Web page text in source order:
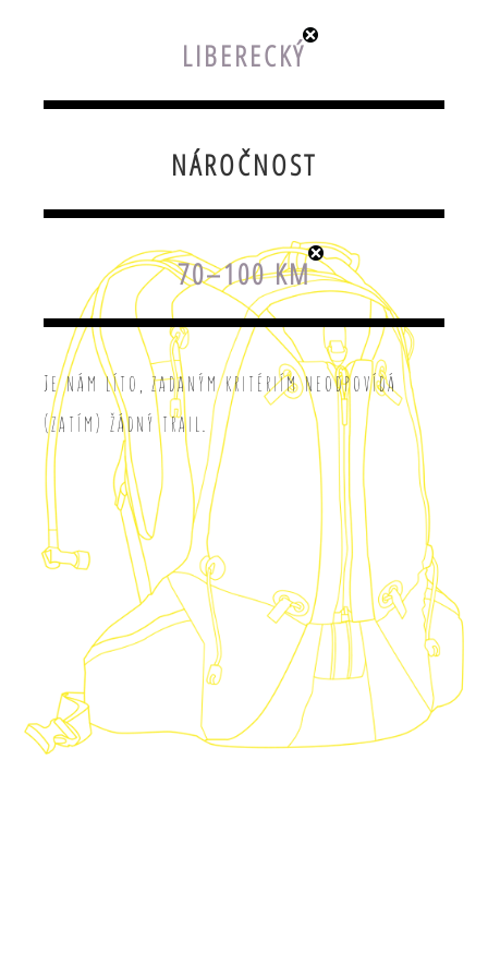
LIBERECKÝ
NÁROČNOST
70–100 KM
Je nám líto, zadaným kritériím neodpovídá
(zatím) žádný trail.